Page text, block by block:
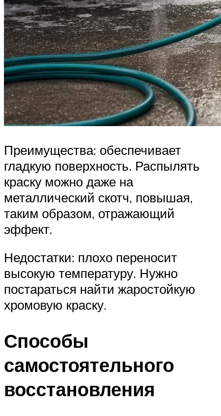
Преимущества: обеспечивает
гладкую поверхность. Распылять
краску можно даже на
металлический скотч, повышая,
таким образом, отражающий
эффект.
Недостатки: плохо переносит
высокую температуру. Нужно
постараться найти жаростойкую
хромовую краску.
Способы
самостоятельного
восстановления